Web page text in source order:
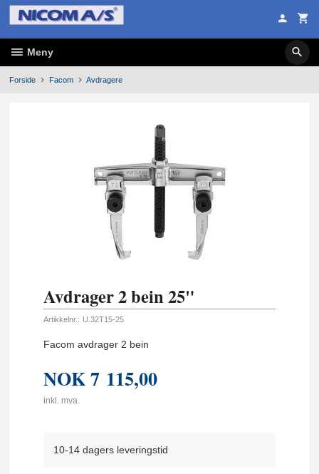
Gå
innholdet
Meny
Forside Facom Avdragere
Avdrager 2 bein 25"
Artikkelnr.: U.32T15-25
Facom avdrager 2 bein
NOK7 115,00
inkl. mva.
10-14 dagers leveringstid